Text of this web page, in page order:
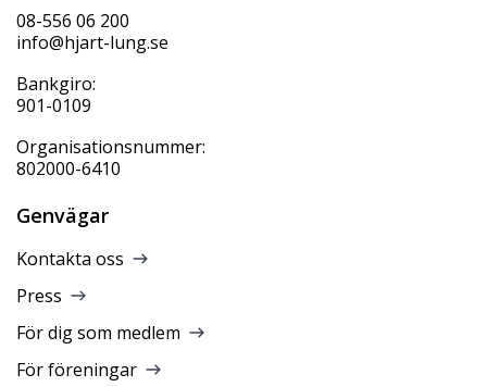
08-556 06 200
info@hjart-lung.se
Bankgiro:
901-0109
Organisationsnummer:
802000-6410
Genvägar
Kontakta oss
Press
För dig som medlem
För föreningar